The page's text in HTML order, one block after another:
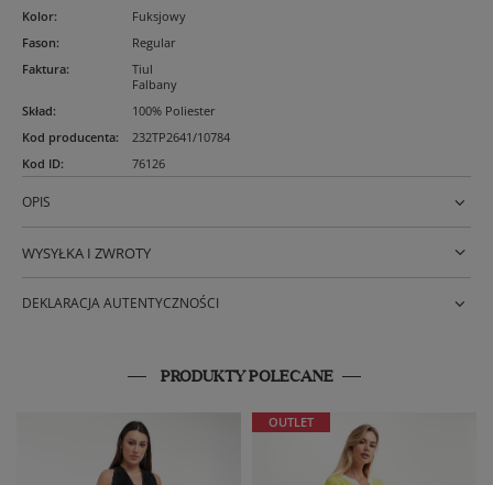
Kolor:
Fuksjowy
Fason:
Regular
Faktura:
Tiul
Falbany
Skład:
100% Poliester
Kod producenta:
232TP2641/10784
Kod ID: 76126
OPIS
WYSYŁKA I ZWROTY
DEKLARACJA AUTENTYCZNOŚCI
PRODUKTY POLECANE
OUTLET